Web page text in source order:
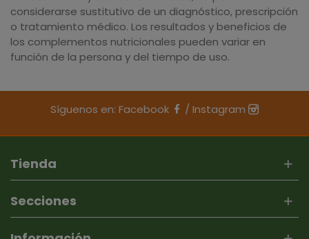
considerarse sustitutivo de un diagnóstico, prescripción
o tratamiento médico. Los resultados y beneficios de
los complementos nutricionales pueden variar en
función de la persona y del tiempo de uso.
Síguenos en: Facebook / Instagram
Tienda
Secciones